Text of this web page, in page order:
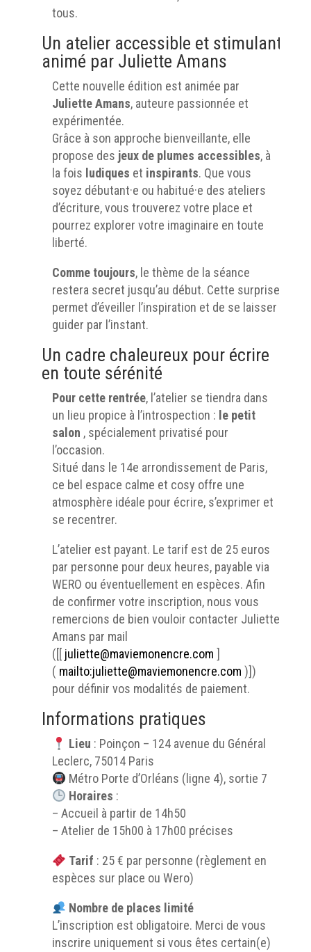
tous.
Un atelier accessible et stimulant,
animé par Juliette Amans
Cette nouvelle édition est animée par
Juliette Amans, auteure passionnée et
expérimentée.
Grâce à son approche bienveillante, elle
propose des jeux de plumes accessibles, à
la fois ludiques et inspirants. Que vous
soyez débutant·e ou habitué·e des ateliers
d’écriture, vous trouverez votre place et
pourrez explorer votre imaginaire en toute
liberté.
Comme toujours, le thème de la séance
restera secret jusqu’au début. Cette surprise
permet d’éveiller l’inspiration et de se laisser
guider par l’instant.
Un cadre chaleureux pour écrire
en toute sérénité
Pour cette rentrée, l’atelier se tiendra dans
un lieu propice à l’introspection : le petit
salon , spécialement privatisé pour
l’occasion.
Situé dans le 14e arrondissement de Paris,
ce bel espace calme et cosy offre une
atmosphère idéale pour écrire, s’exprimer et
se recentrer.
L’atelier est payant. Le tarif est de 25 euros
par personne pour deux heures, payable via
WERO ou éventuellement en espèces. Afin
de confirmer votre inscription, nous vous
remercions de bien vouloir contacter Juliette
Amans par mail
([[ juliette@maviemonencre.com ]
( mailto:juliette@maviemonencre.com )])
pour définir vos modalités de paiement.
Informations pratiques
Lieu : Poinçon – 124 avenue du Général
Leclerc, 75014 Paris
Métro Porte d’Orléans (ligne 4), sortie 7
Horaires :
– Accueil à partir de 14h50
– Atelier de 15h00 à 17h00 précises
Tarif : 25 € par personne (règlement en
espèces sur place ou Wero)
Nombre de places limité
L’inscription est obligatoire. Merci de vous
inscrire uniquement si vous êtes certain(e)